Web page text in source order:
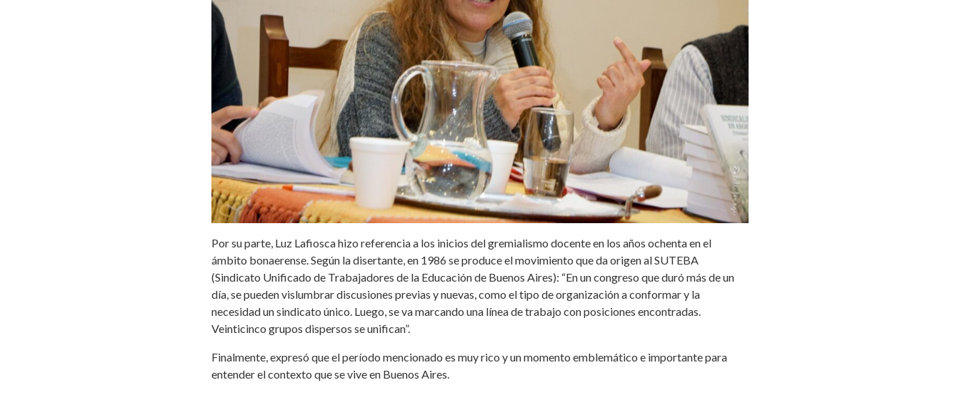
Por su parte, Luz Lafiosca hizo referencia a los inicios del gremialismo docente en los años ochenta en el
ámbito bonaerense. Según la disertante, en 1986 se produce el movimiento que da origen al SUTEBA
(Sindicato Unificado de Trabajadores de la Educación de Buenos Aires): “En un congreso que duró más de un
día, se pueden vislumbrar discusiones previas y nuevas, como el tipo de organización a conformar y la
necesidad un sindicato único. Luego, se va marcando una línea de trabajo con posiciones encontradas.
Veinticinco grupos dispersos se unifican”.
Finalmente, expresó que el período mencionado es muy rico y un momento emblemático e importante para
entender el contexto que se vive en Buenos Aires.